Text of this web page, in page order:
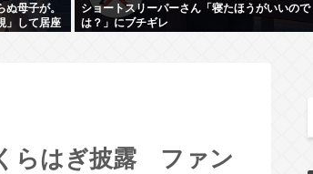
母子が。
」して居座
ショートスリーパーさん「寝たほうがいいので
は？」にブチギレ
らはぎ披露 ファン